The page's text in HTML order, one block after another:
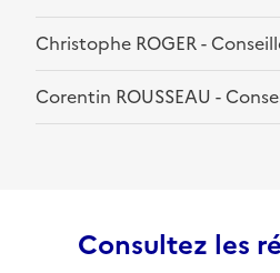
Christophe ROGER -
Corentin ROUSSEAU -
Consultez les